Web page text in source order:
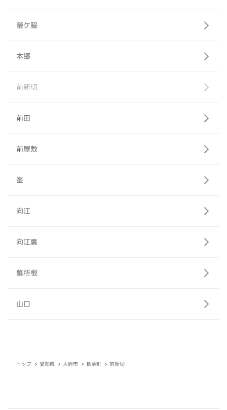
螢ケ脇
本郷
前新切
前田
前屋敷
峯
向江
向江裏
墓所根
山口
トップ 愛知県 大府市 長草町 前新切